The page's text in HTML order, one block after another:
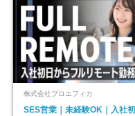
株式会社プロエフィカ
SES営業｜未経験OK｜入社初